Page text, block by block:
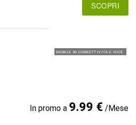
SCOPRI
MOBILE 5G CONNETTIVITÀ E VOCE
In promo a 9.99 €/Mese